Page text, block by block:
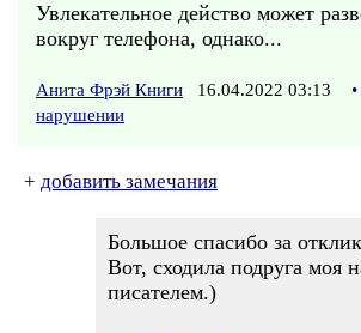
Увлекательное действо может
вокруг телефона, однако...
Анита Фрэй Книги 16.04.2022 03:13 •
нарушении
+ добавить замечания
Большое спасибо за
Вот, сходила подруга моя
писателем.)